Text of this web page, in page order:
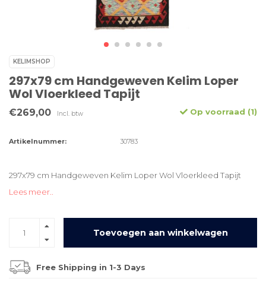
KELIMSHOP
297x79 cm Handgeweven Kelim Loper
Wol Vloerkleed Tapijt
€269,00 Incl. btw Op voorraad (1)
Artikelnummer: 30783
297x79 cm Handgeweven Kelim Loper Wol Vloerkleed Tapijt
Lees meer..
Toevoegen aan winkelwagen
Free Shipping in 1-3 Days